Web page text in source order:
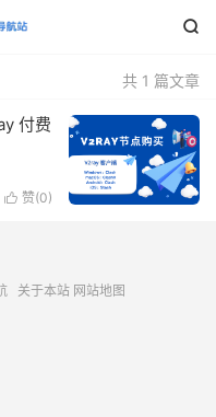

共 1 篇文章
付费
 赞(0)
关于本站 网站地图